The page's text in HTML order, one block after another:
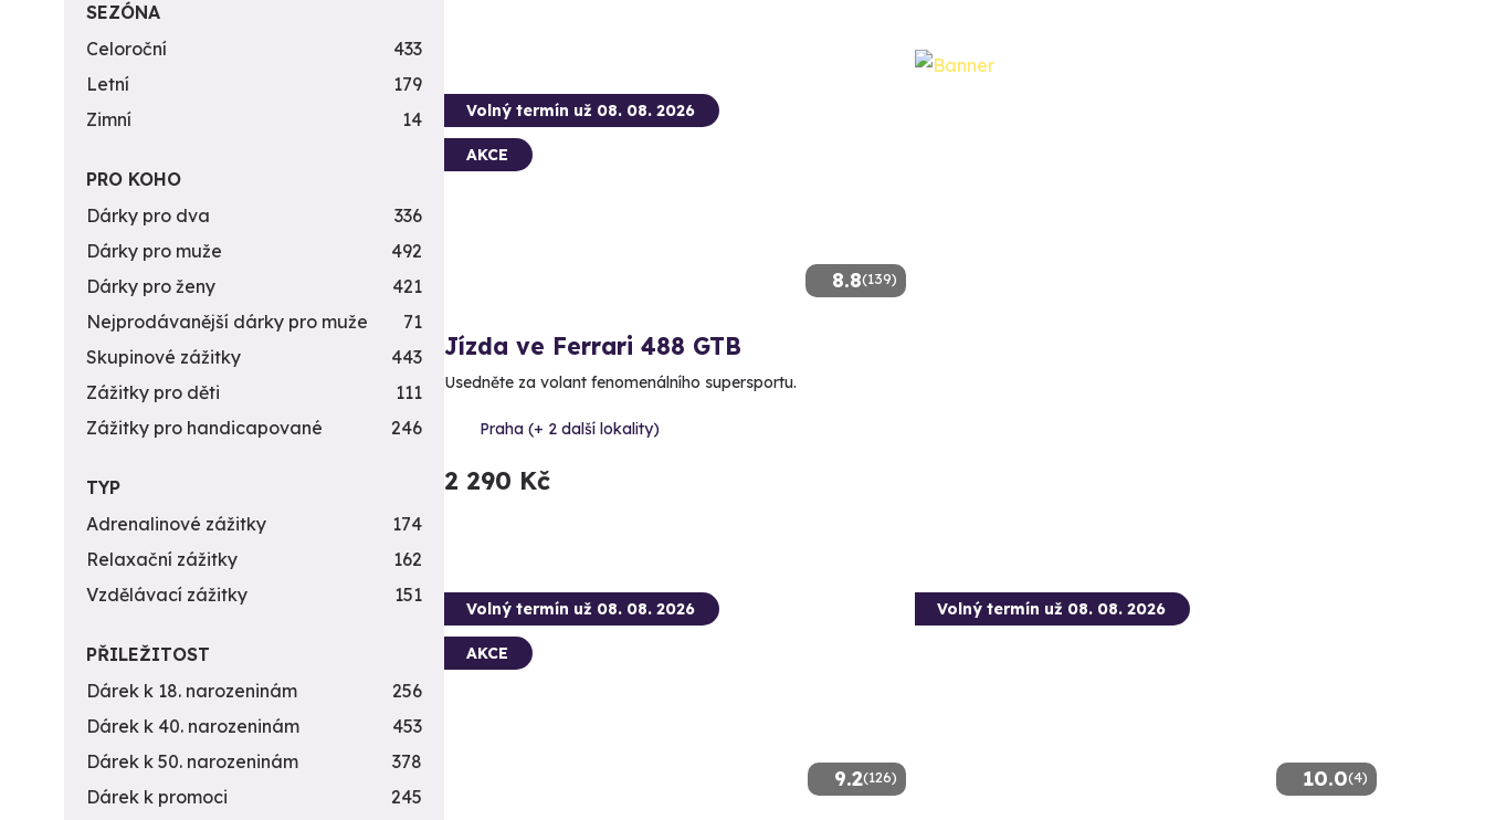
8.8(139)
Volný termín už 08. 08. 2026
AKCE
Jízda ve Ferrari 488 GTB
Usedněte za volant fenomenálního supersportu.
Praha (+ 2 další lokality)
2 290 Kč
9.2(126)
Volný termín už 08. 08. 2026
AKCE
10.0(4)
Volný termín už 08. 08. 2026
SEZÓNA
Celoroční
433
Letní
179
Zimní
14
PRO KOHO
Dárky pro dva
336
Dárky pro muže
492
Dárky pro ženy
421
Nejprodávanější dárky pro muže
71
Skupinové zážitky
443
Zážitky pro děti
111
Zážitky pro handicapované
246
TYP
Adrenalinové zážitky
174
Relaxační zážitky
162
Vzdělávací zážitky
151
PŘILEŽITOST
Dárek k 18. narozeninám
256
Dárek k 40. narozeninám
453
Dárek k 50. narozeninám
378
Dárek k promoci
245